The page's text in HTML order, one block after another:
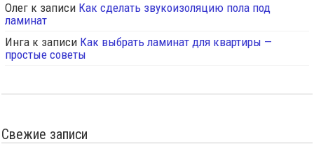
Олег к записи Как сделать звукоизоляцию пола под
ламинат
Инга к записи Как выбрать ламинат для квартиры —
простые советы
Свежие записи